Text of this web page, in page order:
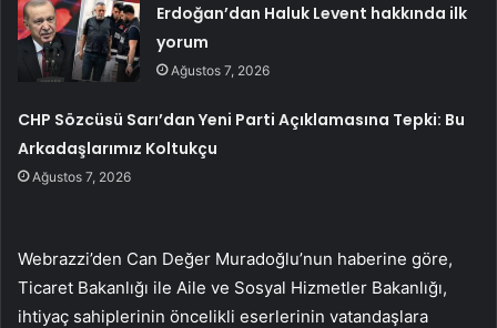
Erdoğan’dan Haluk Levent hakkında ilk
yorum
Ağustos 7, 2026
CHP Sözcüsü Sarı’dan Yeni Parti Açıklamasına Tepki: Bu
Arkadaşlarımız Koltukçu
Ağustos 7, 2026
Webrazzi’den Can Değer Muradoğlu’nun haberine göre,
Ticaret Bakanlığı ile Aile ve Sosyal Hizmetler Bakanlığı,
ihtiyaç sahiplerinin öncelikli eserlerinin vatandaşlara